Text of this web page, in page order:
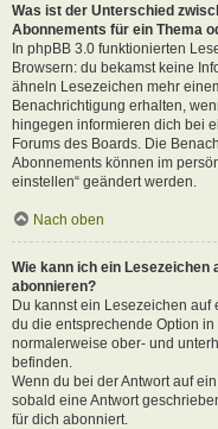
Was ist der Unterschied
Abonnements für ein Thema
In phpBB 3.0 funktionierten
Browsern: du bekamst keine
ähneln Lesezeichen mehr
Benachrichtigung erhalten,
hingegen informieren dich bei
Forums des Boards. Die
Abonnements können im
einstellen“ geändert werden.
Nach oben
Wie kann ich ein Lesezeichen
abonnieren?
Du kannst ein Lesezeichen
du die entsprechende Option in
normalerweise ober- und
befinden.
Wenn du bei der Antwort auf
sobald eine Antwort
für dich abonniert.